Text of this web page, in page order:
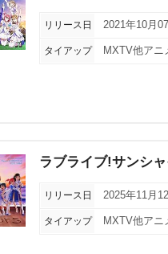
リリース日 2021年10月
タイアップ MXTV他アニ
ラブライブ!サンシ
リリース日 2025年11月
タイアップ MXTV他アニ